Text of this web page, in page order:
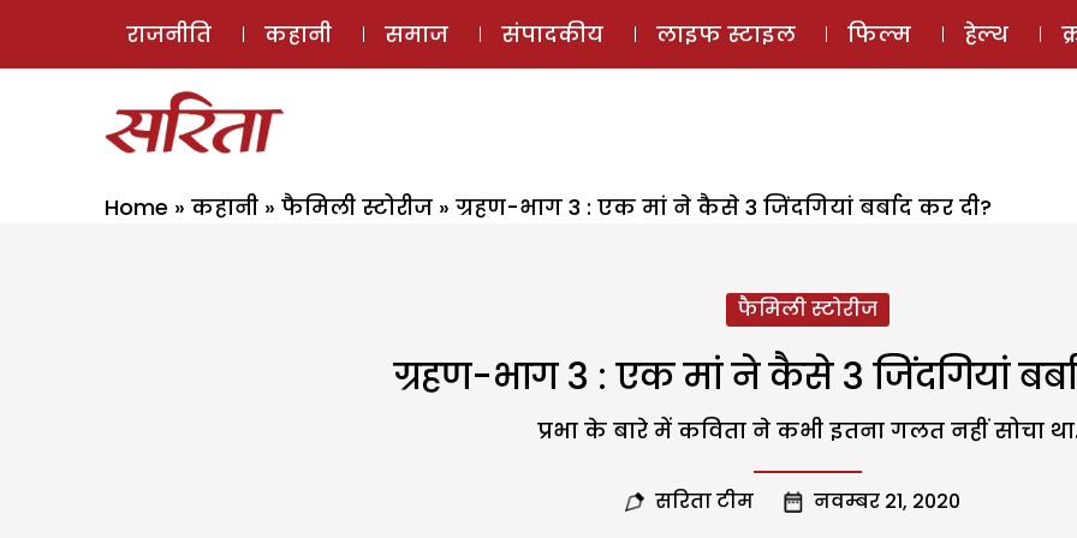
ई-मैगज़ीन
राजनीति कहानी समाज संपादकीय लाइफ स्टाइल फिल्म हेल्थ
Home » कहानी » फैमिली स्टोरीज » ग्रहण-भाग 3 : एक मां ने कैसे 3 जिंदगियां बर्बाद कर दी?
फैमिली स्टोरीज
ग्रहण-भाग 3 : एक मां ने कैसे 3 जिंदगियां
प्रभा के बारे में कविता ने कभी इतना गलत नहीं सोचा था.
सरिता टीम नवम्बर 21, 2020